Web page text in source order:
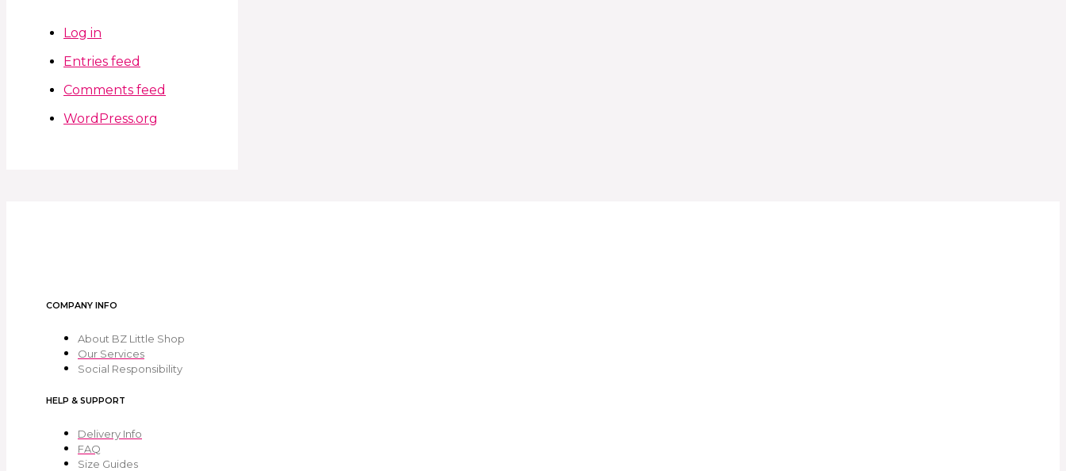
Log in
Entries feed
Comments feed
WordPress.org
COMPANY INFO
About BZ Little Shop
Our Services
Social Responsibility
HELP & SUPPORT
Delivery Info
FAQ
Size Guides